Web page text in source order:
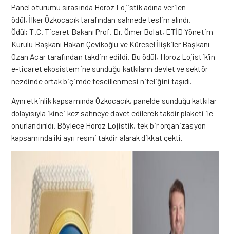
Panel oturumu sırasında Horoz Lojistik adına verilen
ödül, İlker Özkocacık tarafından sahnede teslim alındı.
Ödül; T.C. Ticaret Bakanı Prof. Dr. Ömer Bolat, ETİD Yönetim
Kurulu Başkanı Hakan Çevikoğlu ve Küresel İlişkiler Başkanı
Ozan Acar tarafından takdim edildi. Bu ödül, Horoz Lojistik’in
e-ticaret ekosistemine sunduğu katkıların devlet ve sektör
nezdinde ortak biçimde tescillenmesi niteliğini taşıdı.
Aynı etkinlik kapsamında Özkocacık, panelde sunduğu katkılar
dolayısıyla ikinci kez sahneye davet edilerek takdir plaketi ile
onurlandırıldı. Böylece Horoz Lojistik, tek bir organizasyon
kapsamında iki ayrı resmi takdir alarak dikkat çekti.